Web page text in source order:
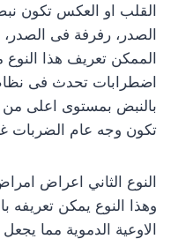
القلب او العكس تكون
الصدر، رفرفة فى
الممكن تعريف هذا
اضطرابات تحدث فى
بالنبض بمستوى اعلى من
تكون وجه عام الضربات
النوع الثاني اعراض
وهذا النوع يمكن
الاوعية الدموية مما